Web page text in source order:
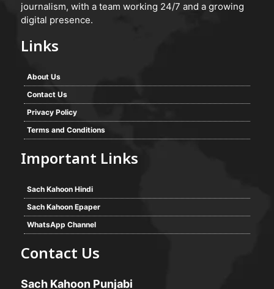
journalism, with a team working 24/7 and a growing
digital presence.
Links
About Us
Contact Us
Privacy Policy
Terms and Conditions
Important Links
Sach Kahoon Hindi
Sach Kahoon Epaper
WhatsApp Channel
Contact Us
Sach Kahoon Punjabi